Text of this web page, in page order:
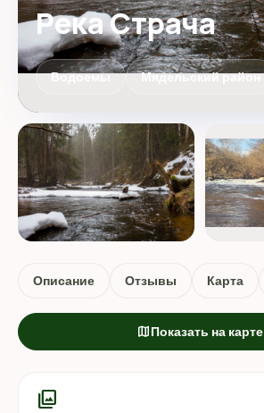
Река Страча
Водоемы Мядельский район
Описание Отзывы Карта
mapПоказать на карте
photo_library